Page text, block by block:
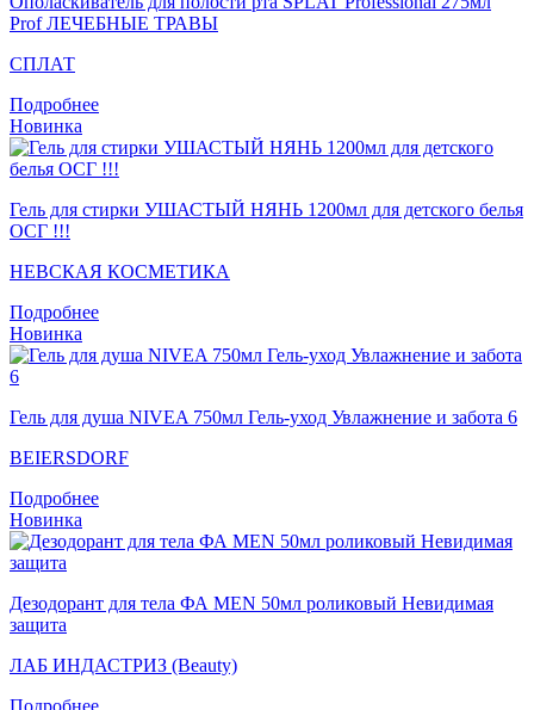
Prof ЛЕЧЕБНЫЕ ТРАВЫ
СПЛАТ
Подробнее
Новинка
Гель для стирки УШАСТЫЙ НЯНЬ 1200мл для детского белья
ОСГ !!!
НЕВСКАЯ КОСМЕТИКА
Подробнее
Новинка
Гель для душа NIVEA 750мл Гель-уход Увлажнение и забота 6
BEIERSDORF
Подробнее
Новинка
Дезодорант для тела ФА MEN 50мл роликовый Невидимая
защита
ЛАБ ИНДАСТРИЗ (Beauty)
Подробнее